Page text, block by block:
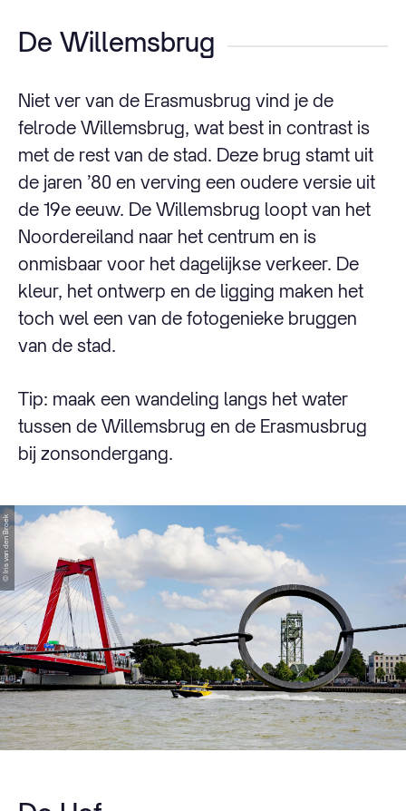
De Willemsbrug
Niet ver van de Erasmusbrug vind je de
felrode Willemsbrug, wat best in contrast is
met de rest van de stad. Deze brug stamt uit
de jaren ’80 en verving een oudere versie uit
de 19e eeuw. De Willemsbrug loopt van het
Noordereiland naar het centrum en is
onmisbaar voor het dagelijkse verkeer. De
kleur, het ontwerp en de ligging maken het
toch wel een van de fotogenieke bruggen
van de stad.
Tip: maak een wandeling langs het water
tussen de Willemsbrug en de Erasmusbrug
bij zonsondergang.
© Iris van den Broek